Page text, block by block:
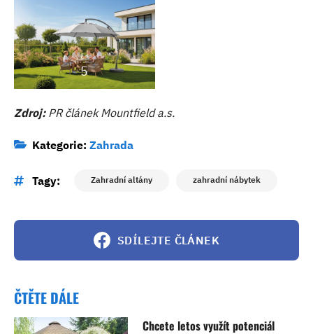
5
Zdroj:PR článek Mountfield a.s.
Kategorie: Zahrada
Tagy: Zahradní altány zahradní nábytek
SDÍLEJTE ČLÁNEK
ČTĚTE DÁLE
Chcete letos využít potenciál